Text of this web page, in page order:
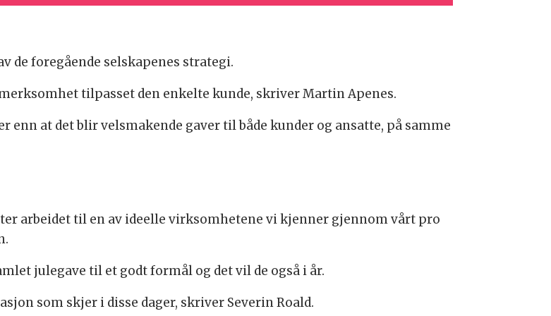
de foregående selskapenes strategi.
tilpasset den enkelte kunde, skriver Martin Apenes.
enn at det blir velsmakende gaver til både kunder og ansatte, på samme
arbeidet til en av ideelle virksomhetene vi kjenner gjennom vårt pro
julegave til et godt formål og det vil de også i år.
som skjer i disse dager, skriver Severin Roald.